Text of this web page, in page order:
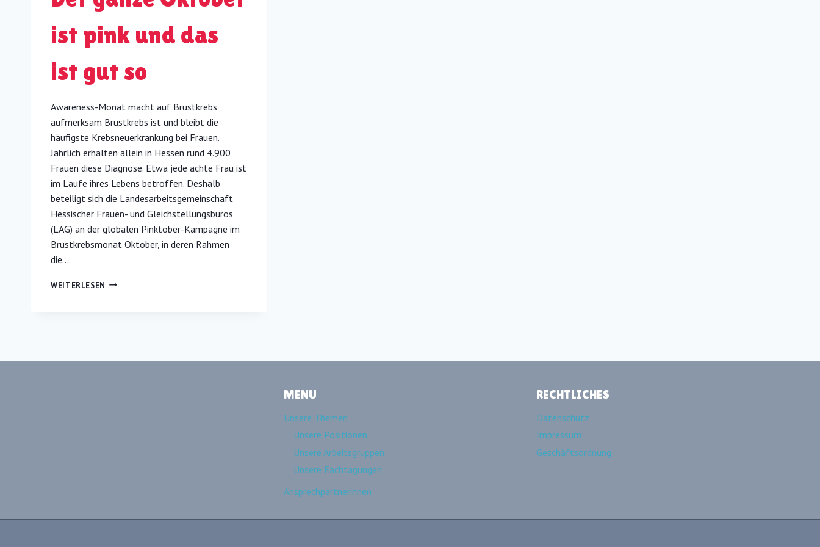
ist pink und das
ist gut so
Awareness-Monat macht auf Brustkrebs
aufmerksam Brustkrebs ist und bleibt die
häufigste Krebsneuerkrankung bei Frauen.
Jährlich erhalten allein in Hessen rund 4.900
Frauen diese Diagnose. Etwa jede achte Frau ist
im Laufe ihres Lebens betroffen. Deshalb
beteiligt sich die Landesarbeitsgemeinschaft
Hessischer Frauen- und Gleichstellungsbüros
(LAG) an der globalen Pinktober-Kampagne im
Brustkrebsmonat Oktober, in deren Rahmen
die…
WEITERLESEN DER
MENU
Unsere Themen
Unsere Positionen
Unsere Arbeitsgruppen
Unsere Fachtagungen
Ansprechpartnerinnen
RECHTLICHES
Datenschutz
Impressum
Geschäftsordnung